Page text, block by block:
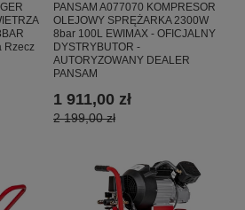
Rzecz
PANSAM A077070 KOMPRESOR
OLEJOWY SPRĘŻARKA 2300W
8bar 100L EWIMAX - OFICJALNY
DYSTRYBUTOR -
AUTORYZOWANY DEALER
PANSAM
1 911,00 zł
2 199,00 zł